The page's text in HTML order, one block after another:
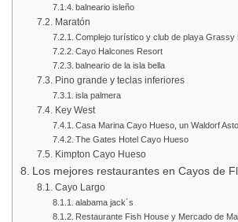
balneario isleño
Maratón
Complejo turístico y club de playa Grassy
Cayo Halcones Resort
balneario de la isla bella
Pino grande y teclas inferiores
isla palmera
Key West
Casa Marina Cayo Hueso, un Waldorf
The Gates Hotel Cayo Hueso
Kimpton Cayo Hueso
Los mejores restaurantes en Cayos de
Cayo Largo
alabama jack´s
Restaurante Fish House y Mercado de